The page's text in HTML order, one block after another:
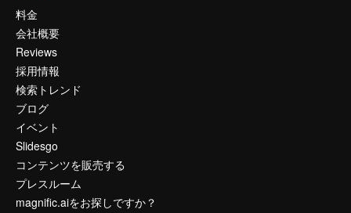
料金
会社概要
Reviews
採用情報
検索トレンド
ブログ
イベント
Slidesgo
コンテンツを販売する
プレスルーム
magnific.aiをお探しですか？